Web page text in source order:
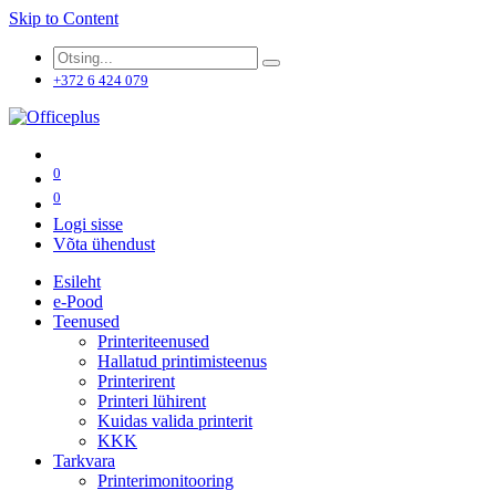
Skip to Content
+372 6 424 079
0
0
Logi sisse
Võta ühendust
Esileht
e-Pood
Teenused
Printeriteenused
Hallatud printimisteenus
Printerirent
Printeri lühirent
Kuidas valida printerit
KKK
Tarkvara
Printerimonitooring